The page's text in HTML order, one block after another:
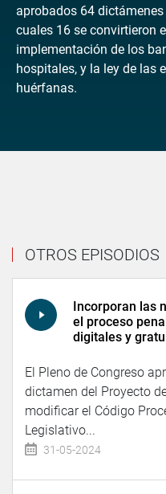
aprobados 64
cuales 16 se convirtieron
implementación de los
hospitales, y la ley de las
huérfanas.
OTROS EPISODIOS
Incorporan las
el proceso
digitales y
El Pleno de Congreso
dictamen del Proyecto
modificar el Código
Legislativo...
31-05-2024